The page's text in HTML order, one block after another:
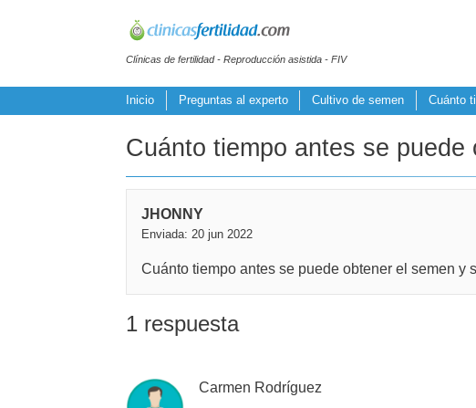
Clínicas de fertilidad - Reproducción asistida - FIV
Inicio Preguntas al experto Cultivo de semen Cuánto
Cuánto tiempo antes se
JHONNY
Enviada: 20 jun 2022
Cuánto tiempo antes se puede obtener el semen
1 respuesta
Carmen Rodríguez